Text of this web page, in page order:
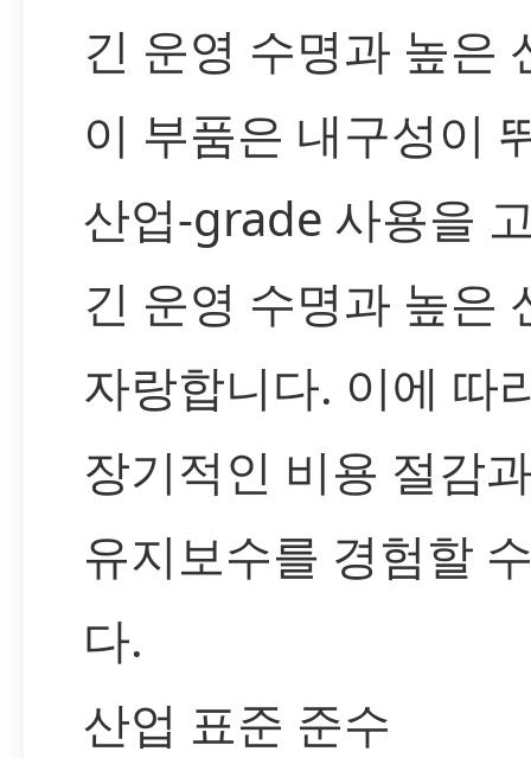
긴 운영 수명과 높은
이 부품은 내구성이
산업-grade 사용을
긴 운영 수명과 높은
자랑합니다. 이에 따
장기적인 비용 절감
유지보수를 경험할
다.
산업 표준 준수